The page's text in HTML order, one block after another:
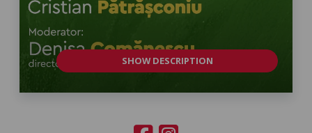
SHOW DESCRIPTION